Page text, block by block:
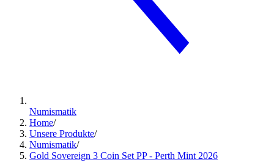
Numismatik
Home/
Unsere Produkte/
Numismatik/
Gold Sovereign 3 Coin Set PP - Perth Mint 2026